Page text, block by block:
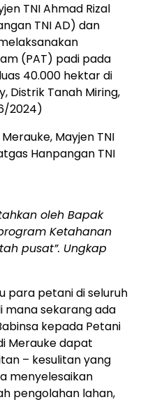
TNI Ahmad Rizal
TNI AD) dan
(PAT) padi pada
40.000 hektar di
Distrik Tanah Miring,
2024)
Mayjen TNI
Hanpangan TNI
oleh Bapak
Ketahanan
pusat”. Ungkap
para petani di seluruh
mana sekarang ada
kepada Petani
Merauke dapat
– kesulitan yang
menyelesaikan
pengolahan lahan,